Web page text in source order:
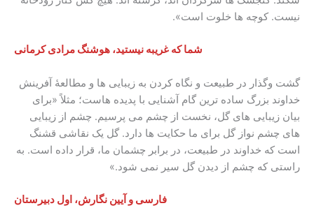
نیست. کوچه ها خلوت است».
شما که غریبه نیستید، هوشنگ مرادی کرمانی
گشت وگذار در طبیعت و نگاه کردن به زیبایی ها و مطالعۀ آفرینش
خداوند بزرگ ساده ترین گام آشنایی با پدیده هاست؛ مثلاً «برای
بیان زیبایی های گل، نخست از چشم می پرسیم. چشم از زیبایی
های چشم نواز گل برای ما حکایت ها دارد. گل یک نقاشی قشنگ
است که خداوند در طبیعت، در برابر چشمان ما، قرار داده است. به
راستی که چشم از دیدن گل سیر نمی شود.»
فارسی و آیین نگارش، اول دبیرستان